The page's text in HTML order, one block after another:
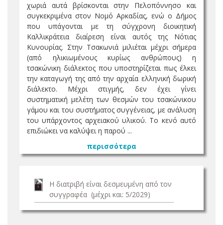
χωριά αυτά βρίσκονται στην Πελοπόννησο και
συγκεκριμένα στον Νομό Αρκαδίας, ενώ ο Δήμος
που υπάγονται με τη σύγχρονη διοικητική
Καλλικράτεια διαίρεση είναι αυτός της Νότιας
Κυνουρίας. Στην Τσακωνιά μιλιέται μέχρι σήμερα
(από ηλικιωμένους κυρίως ανθρώπους) η
τσακώνικη διάλεκτος που υποστηρίζεται πως έλκει
την καταγωγή της από την αρχαία ελληνική δωρική
διάλεκτο. Μέχρι στιγμής, δεν έχει γίνει
συστηματική μελέτη των θεσμών του τσακώνικου
γάμου και του συστήματος συγγένειας, με ανάλυση
του υπάρχοντος αρχειακού υλικού. Το κενό αυτό
επιδιώκει να καλύψει η παρού ...
περισσότερα
Η διατριβή είναι δεσμευμένη από τον
συγγραφέα (μέχρι και: 5/2029)